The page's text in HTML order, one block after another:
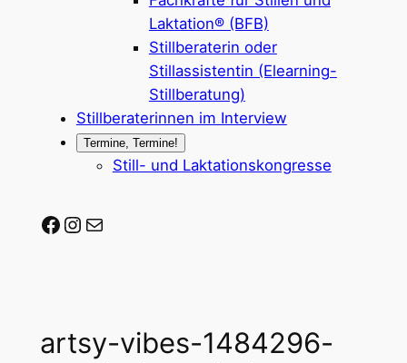
Laktation® (BFB)
Stillberaterin oder
Stillassistentin (Elearning-
Stillberatung)
Stillberaterinnen im Interview
Termine, Termine!
Still- und Laktationskongresse
Stillberaterin-werden auf Facebook
Stillberaterin-werden auf Instagram
Mail-Adresse
artsy-vibes-1484296-